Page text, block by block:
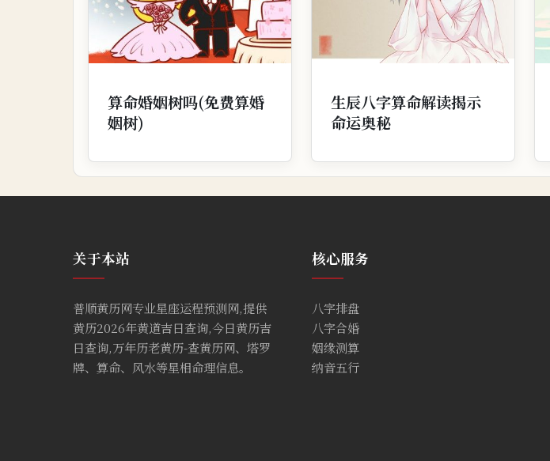
算命婚姻树吗(免费算婚
姻树)
生辰八字算命解读揭示
命运奥秘
关于本站
普顺黄历网专业星座运程预测网,提供
黄历2026年黄道吉日查询,今日黄历吉
日查询,万年历老黄历-查黄历网、塔罗
牌、算命、风水等星相命理信息。
核心服务
八字排盘
八字合婚
姻缘测算
纳音五行